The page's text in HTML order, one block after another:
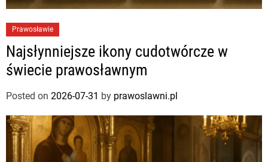
Prawosławie
Najsłynniejsze ikony cudotwórcze w
świecie prawosławnym
Posted on 2026-07-31 by prawoslawni.pl